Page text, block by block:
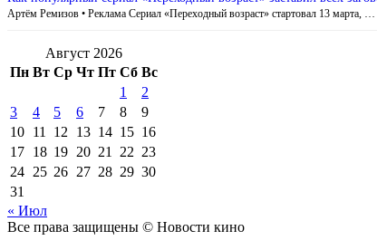
Артём Ремизов • Реклама Сериал «Переходный возраст» стартовал 13 марта, …
Август 2026
Пн Вт Ср Чт Пт Сб Вс
1
2
3
4 5 6 7 8
9
10 11 12 13 14 15 16
17 18 19 20 21 22 23
24 25 26 27 28 29 30
31
« Июл
Все права защищены © Новости кино